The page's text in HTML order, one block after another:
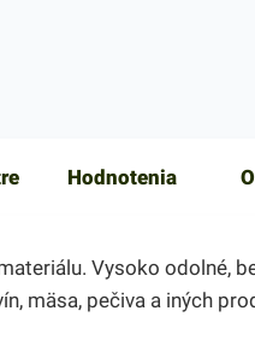
Hodnotenia
Vysoko odolné,
mäsa, pečiva a iných